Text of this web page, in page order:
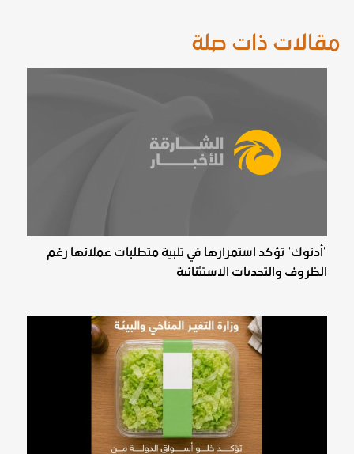
مقالات ذات صلة
"أدنوك" تؤكد استمرارها في تلبية متطلبات عملائها رغم
الظروف والتحديات الاستثنائية